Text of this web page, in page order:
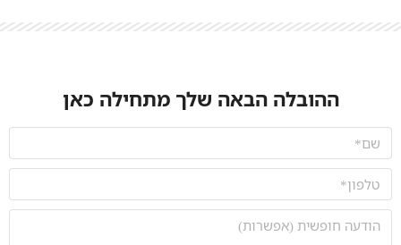
ההובלה הבאה שלך מתחילה כאן